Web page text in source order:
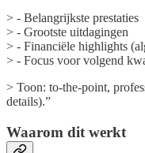
> - Belangrijkste prestaties
> - Grootste uitdagingen
> - Financiële highlights
> - Focus voor volgend
> Toon: to-the-point,
details).”
Waarom dit werkt